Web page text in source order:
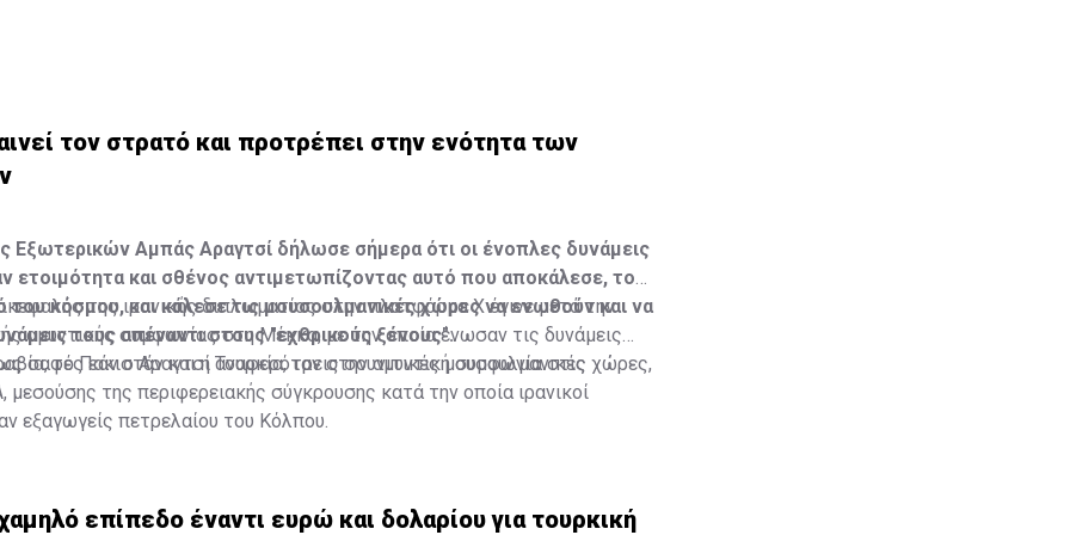
τον στρατό και προτρέπει στην ενότητα των
Εξωτερικών Αμπάς Αραγτσί δήλωσε σήμερα ότι οι ένοπλες δυνάμεις
ετοιμότητα και σθένος αντιμετωπίζοντας αυτό που αποκάλεσε, τον
του κόσμου, και κάλεσε τις μουσουλμανικές χώρες να ενωθούν και να
τους απέναντι στους "εχθρικούς ξένους".
της ιρανικής διπλωματίας στην πλατφόρμα Χ έγινε μετά την
αμυντικής συμφωνίας στη Μέκκα, με την οποία ένωσαν τις δυνάμεις
το Πακιστάν και η Τουρκία, τρεις σουνιτικές μουσουλμανικές χώρες,
της περιφερειακής σύγκρουσης κατά την οποία ιρανικοί
εξαγωγείς πετρελαίου του Κόλπου.
σαφές εάν ο Αραγτσί αναφερόταν στην αμυντική συμφωνία στις
επίπεδο έναντι ευρώ και δολαρίου για τουρκική